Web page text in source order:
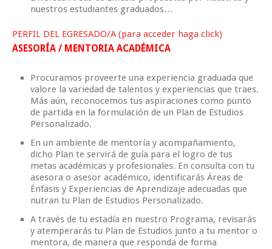
nuestros estudiantes graduados…
PERFIL DEL EGRESADO/A (para acceder haga click)
ASESORÍA / MENTORIA ACADÉMICA
Procuramos proveerte una experiencia graduada que
valore la variedad de talentos y experiencias que traes.
Más aún, reconocemos tus aspiraciones como punto
de partida en la formulación de un Plan de Estudios
Personalizado.
En un ambiente de mentoría y acompañamiento,
dicho Plan te servirá de guía para el logro de tus
metas académicas y profesionales. En consulta con tu
asesora o asesor académico, identificarás Áreas de
Énfasis y Experiencias de Aprendizaje adecuadas que
nutran tu Plan de Estudios Personalizado.
A través de tu estadía en nuestro Programa, revisarás
y atemperarás tu Plan de Estudios junto a tu mentor o
mentora, de manera que responda de forma